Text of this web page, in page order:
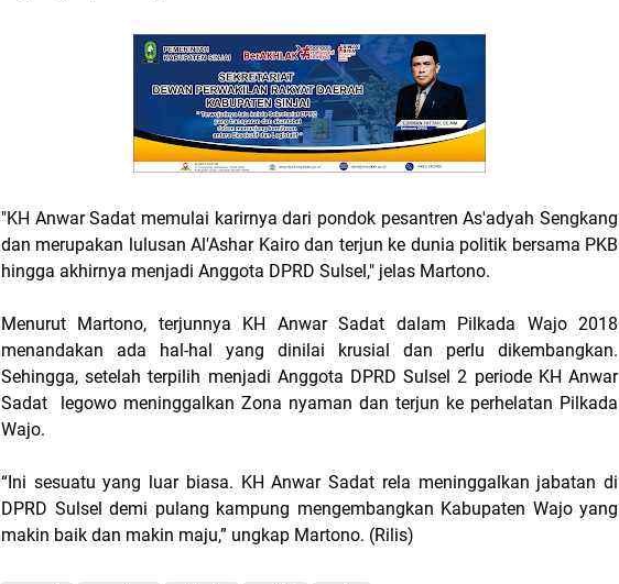
"KH Anwar Sadat memulai karirnya dari pondok pesantren As'adyah Sengkang
dan merupakan lulusan Al'Ashar Kairo dan terjun ke dunia politik bersama PKB
hingga akhirnya menjadi Anggota DPRD Sulsel," jelas Martono.
Menurut Martono, terjunnya KH Anwar Sadat dalam Pilkada Wajo 2018
menandakan ada hal-hal yang dinilai krusial dan perlu dikembangkan.
Sehingga, setelah terpilih menjadi Anggota DPRD Sulsel 2 periode KH Anwar
Sadat legowo meninggalkan Zona nyaman dan terjun ke perhelatan Pilkada
Wajo.
“Ini sesuatu yang luar biasa. KH Anwar Sadat rela meninggalkan jabatan di
DPRD Sulsel demi pulang kampung mengembangkan Kabupaten Wajo yang
makin baik dan makin maju,” ungkap Martono. (Rilis)